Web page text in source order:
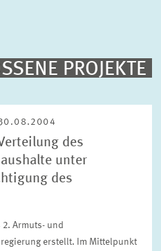
PROJEKTE
TEAM & KONTAKT
PROJEKTE
des
unter
des
Armuts- und
erstellt. Im Mittelpunkt